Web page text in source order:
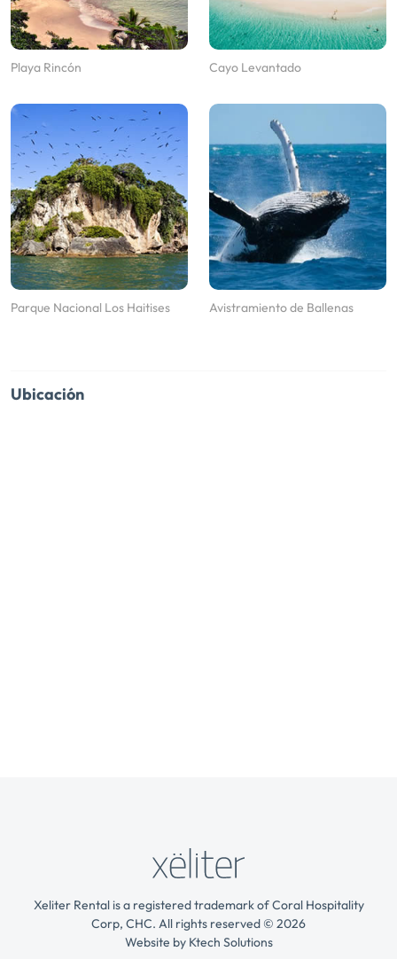
Playa Rincón Cayo Levantado
Parque Nacional Los Haitises Avistramiento de Ballenas
Ubicación
Xeliter Rental is a registered trademark of Coral Hospitality
Corp, CHC. All rights reserved © 2026
Website by Ktech Solutions